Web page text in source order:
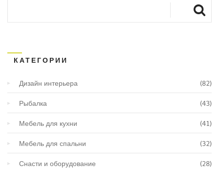
КАТЕГОРИИ
Дизайн интерьера (82)
Рыбалка (43)
Мебель для кухни (41)
Мебель для спальни (32)
Снасти и оборудование (28)